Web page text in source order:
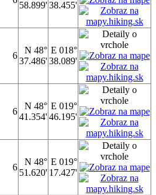
58.899'38.455'
6
N 48°
37.486'
E 018°
38.089'
6
N 48°
41.354'
E 019°
46.195'
6
N 48°
51.620'
E 019°
17.427'